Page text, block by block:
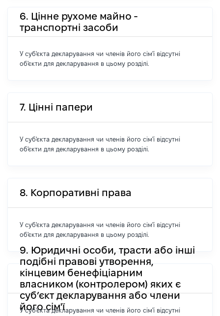
6. Цінне рухоме майно -
транспортні засоби
У суб'єкта декларування чи членів його сім'ї відсутні
об'єкти для декларування в цьому розділі.
7. Цінні папери
У суб'єкта декларування чи членів його сім'ї відсутні
об'єкти для декларування в цьому розділі.
8. Корпоративні права
У суб'єкта декларування чи членів його сім'ї відсутні
об'єкти для декларування в цьому розділі.
9. Юридичні особи, трасти або інші
подібні правові утворення,
кінцевим бенефіціарним
власником (контролером) яких є
суб’єкт декларування або члени
його сім'ї
У суб'єкта декларування чи членів його сім'ї відсутні